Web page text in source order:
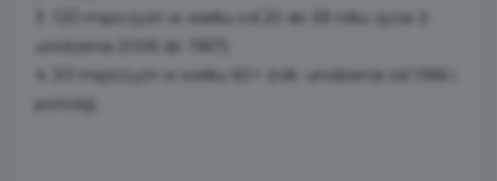
3. 120 mężczyzn w wieku od 20 do 59 roku życia (r.
urodzenia 2006 do 1967)
4. 30 mężczyzn w wieku 60+ (rok. urodzenia od 1966 i
poniżej).